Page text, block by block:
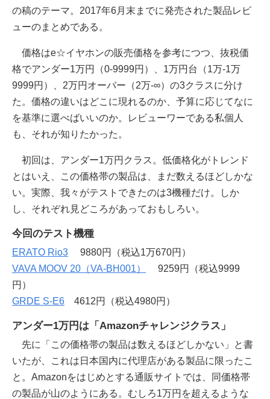
の稿のテーマ。2017年6月末までに発売された製品レビ
ューのまとめである。
価格はe☆イヤホンの販売価格を参考につつ、抜税価
格でアンダー1万円（0-9999円）、1万円台（1万-1万
9999円）、2万円オーバー（2万-∞）の3クラスに分け
た。価格の違いはどこに現れるのか、予算に応じてなに
を基準に選べばいいのか。レビューワーである私個人
も、それが知りたかった。
初回は、アンダー1万円クラス。低価格化がトレンド
とはいえ、この価格帯の製品は、まだ数えるほどしかな
い。実際、我々がテストできたのは3機種だけ。しか
し、それぞれ見どころがあっておもしろい。
今回のテスト機種
ERATO Rio3 9880円（税込1万670円）
VAVA MOOV 20（VA-BH001）
9259円（税込9999
円）
GRDE S-E6 4612円（税込4980円）
アンダー1万円は「Amazonチャレンジクラス」
先に「この価格帯の製品は数えるほどしかない」と書
いたが、これは日本国内に代理店がある製品に限ったこ
と。Amazonをはじめとする通販サイトでは、同価格帯
の製品が山のようにある。むしろ1万円を超えるような